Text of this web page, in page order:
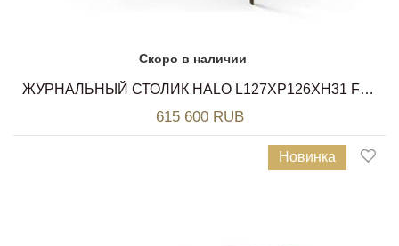
Скоро в наличии
ЖУРНАЛЬНЫЙ СТОЛИК HALO L127XP126XH31 FIAM
615 600 RUB
Новинка